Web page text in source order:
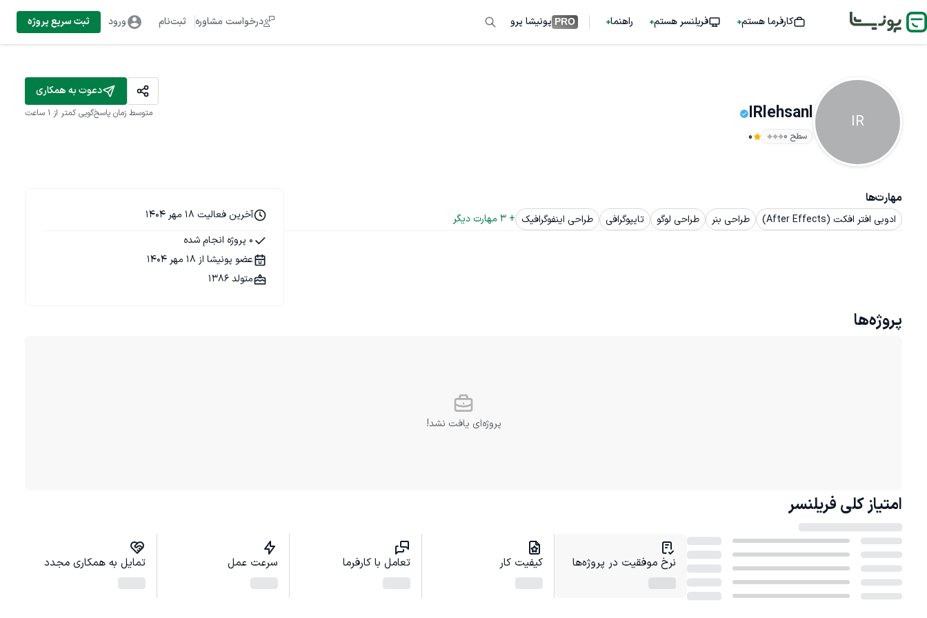
کارفرما هستم فریلنسر هستم راهنما PRO پونیشا پرو درخواست مشاوره ثبت‌نام ورود ثبت سریع پروژه
IR
IRlehsanl
سطح ۰ 0
دعوت به همکاری
متوسط زمان پاسخ‌گویی کمتر از 1 ساعت
مهارت‌ها
ادوبی افتر افکت (After Effects) طراحی بنر طراحی لوگو تایپوگرافی طراحی اینفوگرافیک +
3 مهارت دیگر
آخرین فعالیت 18 مهر 1404
0 پروژه انجام شده
عضو پونیشا از 18 مهر 1404
متولد 1386
پروژه‌ها
پروژه‌ای یافت نشد!
امتیاز کلی فریلنسر
نرخ موفقیت در پروژه‌ها کیفیت کار تعامل با کارفرما سرعت عمل تمایل به همکاری مجدد